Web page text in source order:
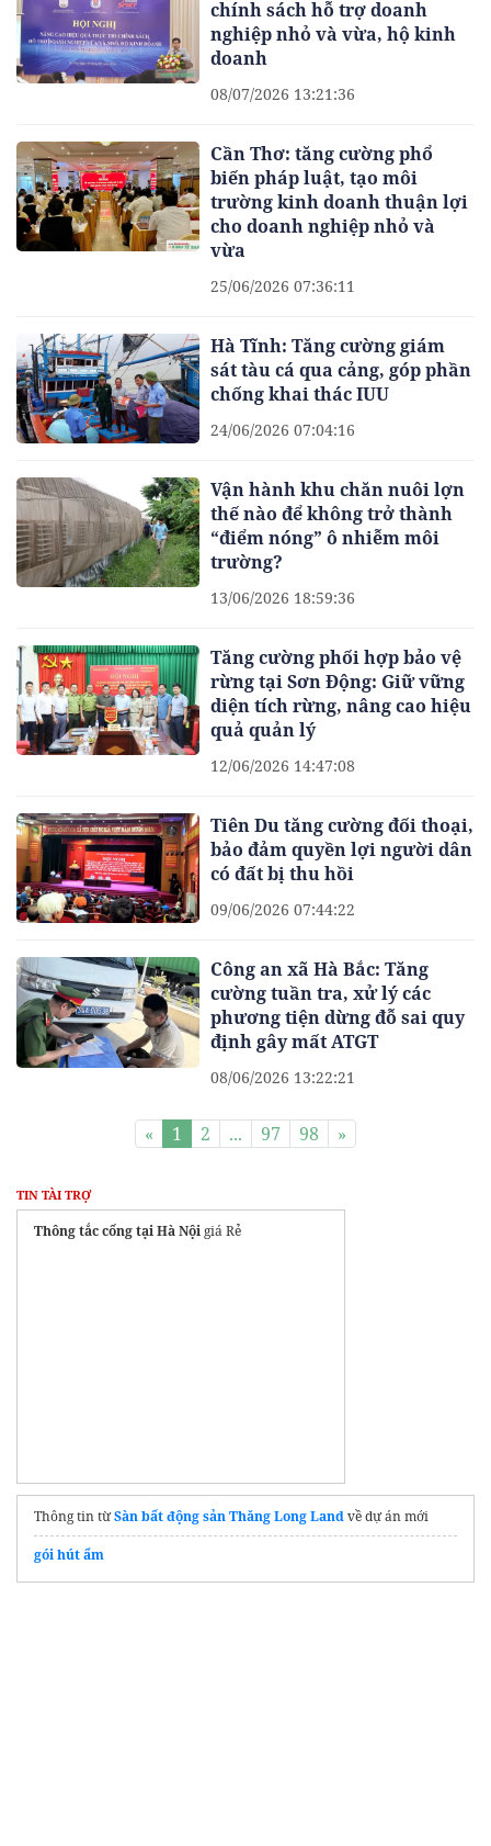
chính sách hỗ trợ doanh
nghiệp nhỏ và vừa, hộ kinh
doanh
08/07/2026 13:21:36
Cần Thơ: tăng cường phổ
biến pháp luật, tạo môi
trường kinh doanh thuận lợi
cho doanh nghiệp nhỏ và
vừa
25/06/2026 07:36:11
Hà Tĩnh: Tăng cường giám
sát tàu cá qua cảng, góp phần
chống khai thác IUU
24/06/2026 07:04:16
Vận hành khu chăn nuôi lợn
thế nào để không trở thành
“điểm nóng” ô nhiễm môi
trường?
13/06/2026 18:59:36
Tăng cường phối hợp bảo vệ
rừng tại Sơn Động: Giữ vững
diện tích rừng, nâng cao hiệu
quả quản lý
12/06/2026 14:47:08
Tiên Du tăng cường đối thoại,
bảo đảm quyền lợi người dân
có đất bị thu hồi
09/06/2026 07:44:22
Công an xã Hà Bắc: Tăng
cường tuần tra, xử lý các
phương tiện dừng đỗ sai quy
định gây mất ATGT
08/06/2026 13:22:21
« 1 2 ... 97 98 »
TIN TÀI TRỢ
Thông tắc cống tại Hà Nộigiá Rẻ
Thông tin từSàn bất động sản Thăng Long Landvề dự án mới
gói hút ẩm